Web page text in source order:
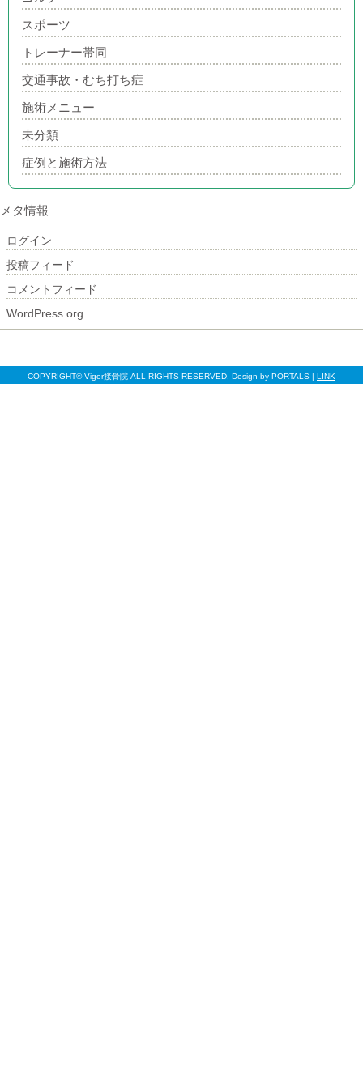
スポーツ
トレーナー帯同
交通事故・むち打ち症
施術メニュー
未分類
症例と施術方法
メタ情報
ログイン
投稿フィード
コメントフィード
WordPress.org
COPYRIGHT© Vigor接骨院 ALL RIGHTS RESERVED. Design by PORTALS | LINK